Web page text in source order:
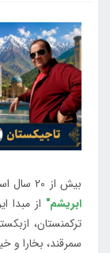
بیش از 20 سال است که سفرهایی با عنوان
ابریشم" از مبدا
ترکمنستان،
سمرقند، بخارا و